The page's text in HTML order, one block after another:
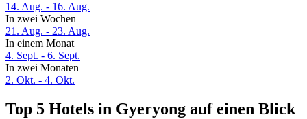
14. Aug. - 16. Aug.
In zwei Wochen
21. Aug. - 23. Aug.
In einem Monat
4. Sept. - 6. Sept.
In zwei Monaten
2. Okt. - 4. Okt.
Top 5 Hotels in Gyeryong auf einen Blick